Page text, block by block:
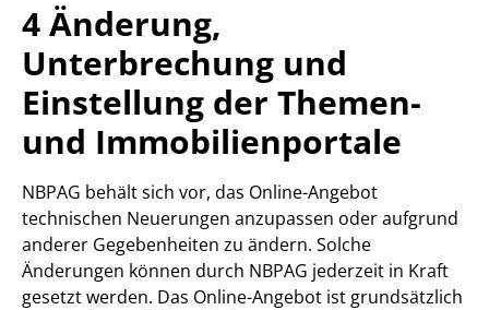
4 Änderung,
Unterbrechung und
Einstellung der Themen-
und Immobilienportale
NBPAG behält sich vor, das Online-Angebot
technischen Neuerungen anzupassen oder aufgrund
anderer Gegebenheiten zu ändern. Solche
Änderungen können durch NBPAG jederzeit in Kraft
gesetzt werden. Das Online-Angebot ist grundsätzlich